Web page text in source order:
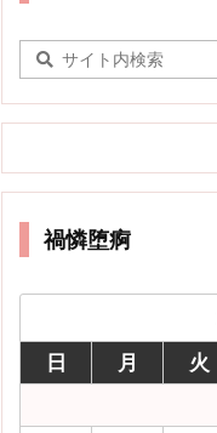
禍憐堕痾
日
月 火